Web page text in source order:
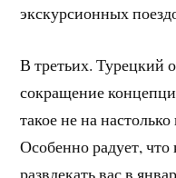
экскурсионных
В третьих. Турецкий
сокращение
такое не на
Особенно радует,
развлекать вас в